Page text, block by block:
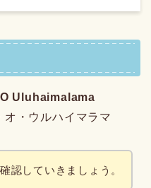
Uluhaimalama
オ・ウルハイマラマ
認していきましょう。